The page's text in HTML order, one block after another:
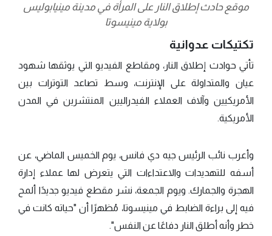
موقع حادث إطلاق النار على المرأة في مدينة مينيابوليس
بولاية مينيسوتا
تكتيكات عدوانية
تأتي حوادث إطلاق النار، ومقاطع الفيديو التي يوثقها شهود
عيان والمتداولة على الإنترنت، وسط تصاعد التوترات بين
الأمريكيين وآلاف العملاء الفيدراليين المنتشرين في المدن
الأمريكية.
وأعرب نائب الرئيس جيه دي فانس، يوم الخميس الماضي، عن
أسفه للتهديدات والاعتداءات التي يتعرض لها عملاء إدارة
الهجرة والجمارك. ويوم الجمعة، نشر مقطع فيديو جديدًا ألمح
فيه إلى براءة الضابط في مينيسوتا، مُظهرًا أن "حياته كانت في
خطر وأنه أطلق النار دفاعًا عن النفس".